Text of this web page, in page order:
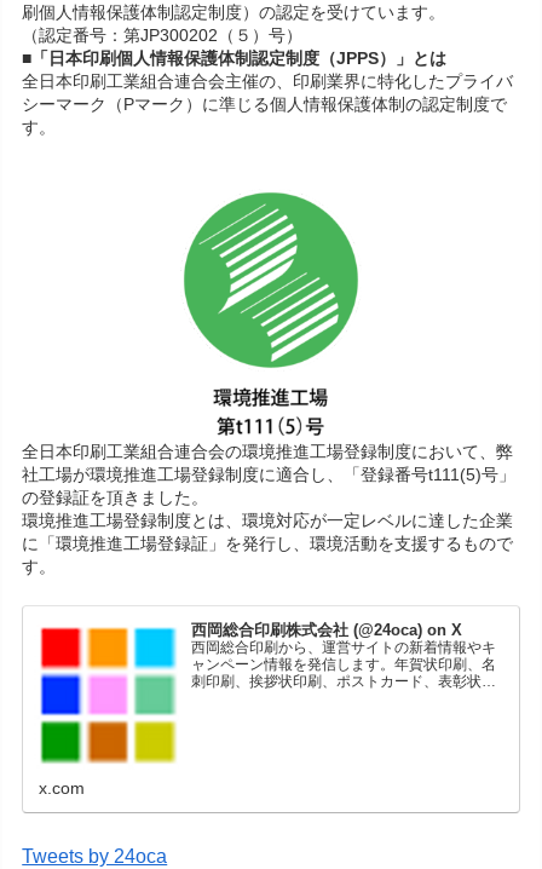
刷個人情報保護体制認定制度）の認定を受けています。
（認定番号：第JP300202（５）号）
■「日本印刷個人情報保護体制認定制度（JPPS）」とは
全日本印刷工業組合連合会主催の、印刷業界に特化したプライバ
シーマーク（Pマーク）に準じる個人情報保護体制の認定制度で
す。
全日本印刷工業組合連合会の環境推進工場登録制度において、弊
社工場が環境推進工場登録制度に適合し、「登録番号t111(5)号」
の登録証を頂きました。
環境推進工場登録制度とは、環境対応が一定レベルに達した企業
に「環境推進工場登録証」を発行し、環境活動を支援するもので
す。
西岡総合印刷株式会社 (@24oca) on X
西岡総合印刷から、運営サイトの新着情報やキ
ャンペーン情報を発信します。年賀状印刷、名
刺印刷、挨拶状印刷、ポストカード、表彰状印
x.com
Tweets by 24oca